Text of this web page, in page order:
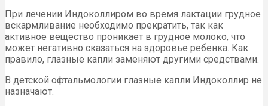
При лечении Индоколлиром во время лактации грудное
вскармливание необходимо прекратить, так как
активное вещество проникает в грудное молоко, что
может негативно сказаться на здоровье ребенка. Как
правило, глазные капли заменяют другими средствами.
В детской офтальмологии глазные капли Индоколлир не
назначают.